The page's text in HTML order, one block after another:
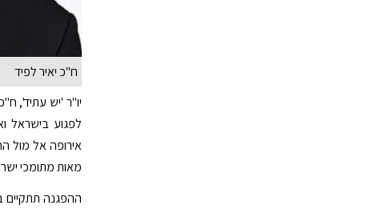
ח"כ יאיר לפיד
יו"ר 'יש עתיד',
אירופה אל מול
מאות מתומכי